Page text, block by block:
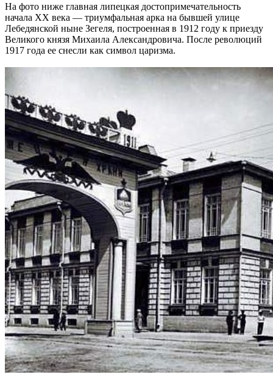
На фото ниже главная липецкая достопримечательность
начала XX века — триумфальная арка на бывшей улице
Лебедянской ныне Зегеля, построенная в 1912 году к приезду
Великого князя Михаила Александровича. После революций
1917 года ее снесли как символ царизма.